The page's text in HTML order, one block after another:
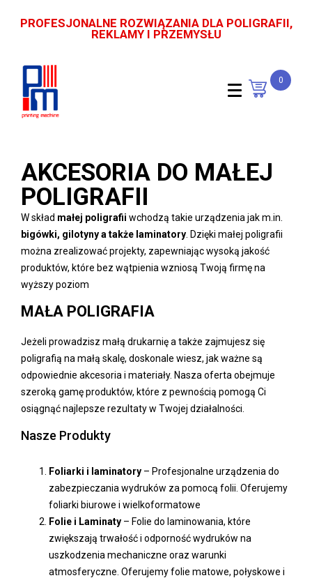
PROFESJONALNE ROZWIĄZANIA DLA POLIGRAFII,
REKLAMY I PRZEMYSŁU
0
AKCESORIA DO MAŁEJ
POLIGRAFII
W skład małej poligrafii wchodzą takie urządzenia jak m.in.
bigówki, gilotyny a także laminatory . Dzięki małej poligrafii
można zrealizować projekty, zapewniając wysoką jakość
produktów, które bez wątpienia wzniosą Twoją firmę na
wyższy poziom
MAŁA POLIGRAFIA
Jeżeli prowadzisz małą drukarnię a także zajmujesz się
poligrafią na małą skalę, doskonale wiesz, jak ważne są
odpowiednie akcesoria i materiały. Nasza oferta obejmuje
szeroką gamę produktów, które z pewnością pomogą Ci
osiągnąć najlepsze rezultaty w Twojej działalności.
Nasze Produkty
Foliarki i laminatory – Profesjonalne urządzenia do
zabezpieczania wydruków za pomocą folii. Oferujemy
foliarki biurowe i wielkoformatowe
Folie i Laminaty – Folie do laminowania, które
zwiększają trwałość i odporność wydruków na
uszkodzenia mechaniczne oraz warunki
atmosferyczne. Oferujemy folie matowe, połyskowe i